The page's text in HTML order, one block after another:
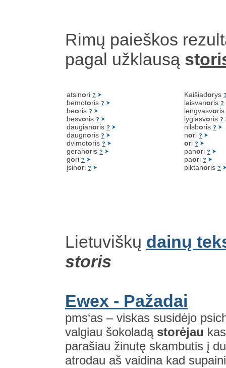
Rimų paieškos
pagal užklausą st
atsinori ?
bemotoris ?
beoris ?
besvoris ?
daugianoris ?
daugnoris ?
dvimotoris ?
geranoris ?
gori ?
įsinori ?
Kaišiadorys
laisvanoris ?
lengvasvoris
lygiasvoris ?
nilsboris ?
nori ?
ori ?
panori ?
paori ?
piktanoris ?
Lietuviškų dainų
storis
Ewex - Pažadai
pms‘as – viskas susidėjo
valgiau šokoladą storėjau
parašiau žinutę skambutis į
atrodau aš vaidina kad